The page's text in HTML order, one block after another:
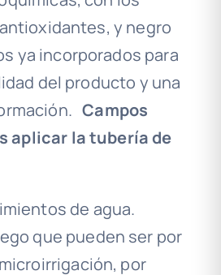
y negro
ya incorporados para
del producto y una
Campos
aplicar la tubería de
de agua.
que pueden ser por
por